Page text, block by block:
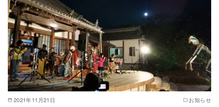
2021年11月21日 お知らせ